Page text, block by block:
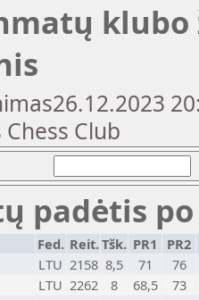
klubo
Club
padėtis
Fed. Reit.Tšk. PR1 PR2
LTU 2158 8,5 71
76
LTU 2262 8 68,5
73